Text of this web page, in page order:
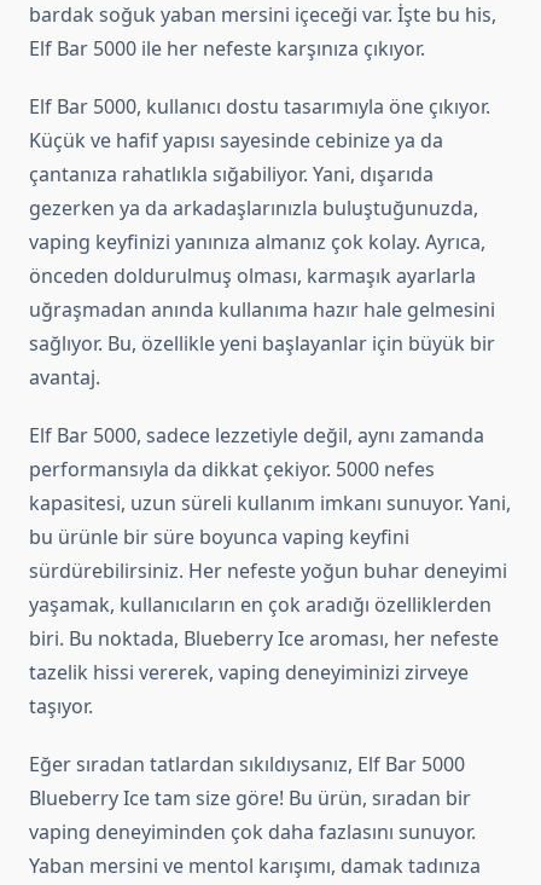
bardak soğuk yaban mersini içeceği var. İşte bu his,
Elf Bar 5000 ile her nefeste karşınıza çıkıyor.
Elf Bar 5000, kullanıcı dostu tasarımıyla öne çıkıyor.
Küçük ve hafif yapısı sayesinde cebinize ya da
çantanıza rahatlıkla sığabiliyor. Yani, dışarıda
gezerken ya da arkadaşlarınızla buluştuğunuzda,
vaping keyfinizi yanınıza almanız çok kolay. Ayrıca,
önceden doldurulmuş olması, karmaşık ayarlarla
uğraşmadan anında kullanıma hazır hale gelmesini
sağlıyor. Bu, özellikle yeni başlayanlar için büyük bir
avantaj.
Elf Bar 5000, sadece lezzetiyle değil, aynı zamanda
performansıyla da dikkat çekiyor. 5000 nefes
kapasitesi, uzun süreli kullanım imkanı sunuyor. Yani,
bu ürünle bir süre boyunca vaping keyfini
sürdürebilirsiniz. Her nefeste yoğun buhar deneyimi
yaşamak, kullanıcıların en çok aradığı özelliklerden
biri. Bu noktada, Blueberry Ice aroması, her nefeste
tazelik hissi vererek, vaping deneyiminizi zirveye
taşıyor.
Eğer sıradan tatlardan sıkıldıysanız, Elf Bar 5000
Blueberry Ice tam size göre! Bu ürün, sıradan bir
vaping deneyiminden çok daha fazlasını sunuyor.
Yaban mersini ve mentol karışımı, damak tadınıza